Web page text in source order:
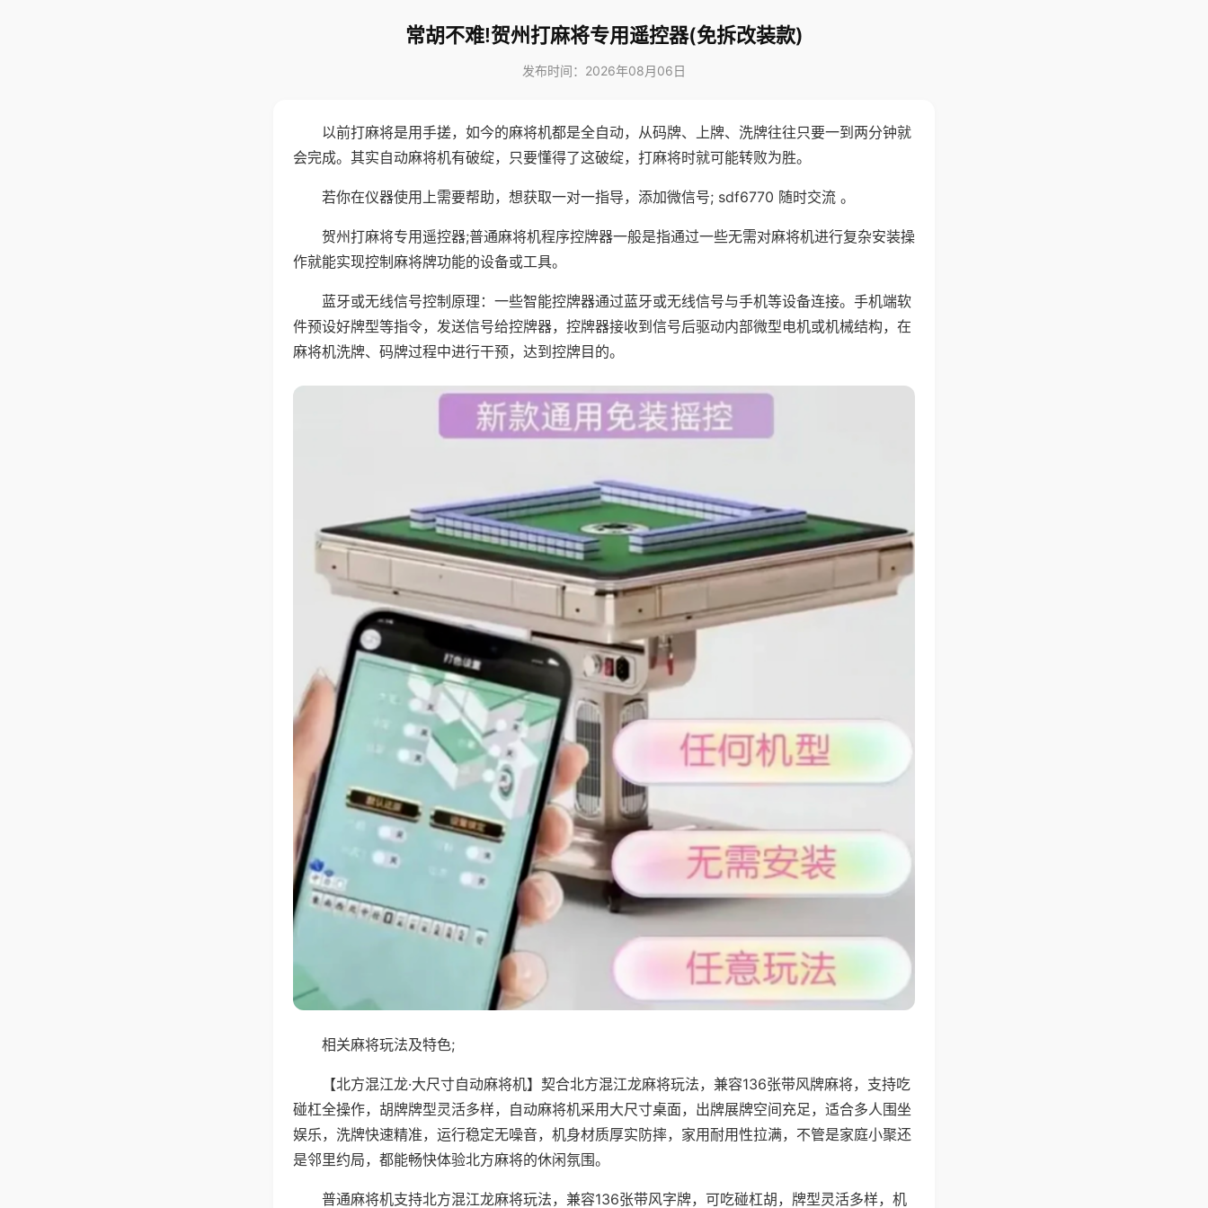
常胡不难!贺州打麻将专用遥控器(免拆改装款)
发布时间：2026年08月06日
以前打麻将是用手搓，如今的麻将机都是全自动，从码牌、上牌、洗牌往往只要一到两分钟就
会完成。其实自动麻将机有破绽，只要懂得了这破绽，打麻将时就可能转败为胜。
若你在仪器使用上需要帮助，想获取一对一指导，添加微信号; sdf6770 随时交流 。
贺州打麻将专用遥控器;普通麻将机程序控牌器一般是指通过一些无需对麻将机进行复杂安装操
作就能实现控制麻将牌功能的设备或工具。
蓝牙或无线信号控制原理：一些智能控牌器通过蓝牙或无线信号与手机等设备连接。手机端软
件预设好牌型等指令，发送信号给控牌器，控牌器接收到信号后驱动内部微型电机或机械结构，在
麻将机洗牌、码牌过程中进行干预，达到控牌目的。
相关麻将玩法及特色;
【北方混江龙·大尺寸自动麻将机】契合北方混江龙麻将玩法，兼容136张带风牌麻将，支持吃
碰杠全操作，胡牌牌型灵活多样，自动麻将机采用大尺寸桌面，出牌展牌空间充足，适合多人围坐
娱乐，洗牌快速精准，运行稳定无噪音，机身材质厚实防摔，家用耐用性拉满，不管是家庭小聚还
是邻里约局，都能畅快体验北方麻将的休闲氛围。
普通麻将机支持北方混江龙麻将玩法，兼容136张带风字牌，可吃碰杠胡，牌型灵活多样，机